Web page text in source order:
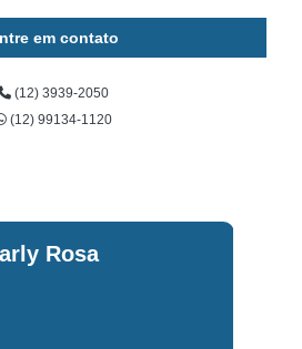
Vila Industrial
Jardim Ismênia
gatos Rua Afonso Celso
Tijuco Preto
em contato
(12) 3939-2050
(12) 99134-1120
Rosa